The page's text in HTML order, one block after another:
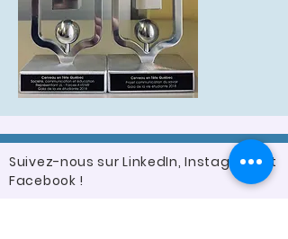
Suivez-nous sur LinkedIn, Instagram et
Facebook !